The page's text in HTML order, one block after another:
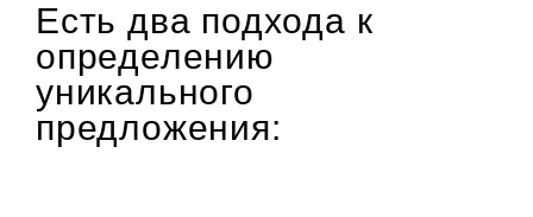
Есть два подхода к
определению
уникального
предложения: